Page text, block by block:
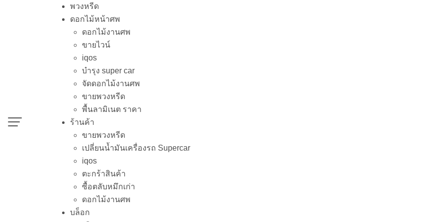
พวงหรีด
ดอกไม้หน้าศพ
ดอกไม้งานศพ
ขายไวน์
iqos
บำรุง super car
จัดดอกไม้งานศพ
ขายพวงหรีด
พื้นลามิเนต ราคา
ร้านค้า
ขายพวงหรีด
เปลี่ยนน้ำมันเครื่องรถ Supercar
iqos
ตะกร้าสินค้า
ซื้อตลับหมึกเก่า
ดอกไม้งานศพ
บล็อก